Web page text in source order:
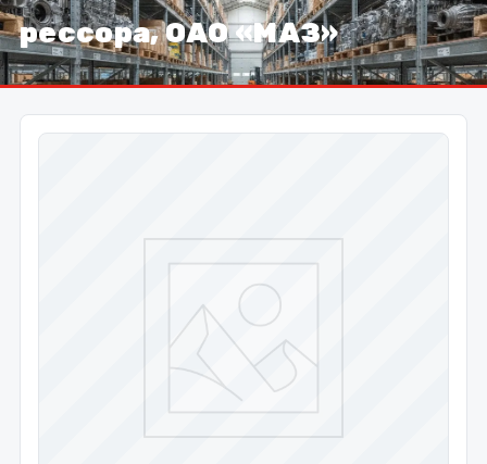
рессора, ОАО «МАЗ»